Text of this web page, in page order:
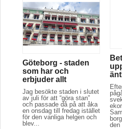
Göteborg - staden
som har och
erbjuder allt
Jag besökte staden i slutet
av juli för att “göra stan”
och passade då på att åka
en onsdag till fredag istället
för den vanliga helgen och
blev...
den